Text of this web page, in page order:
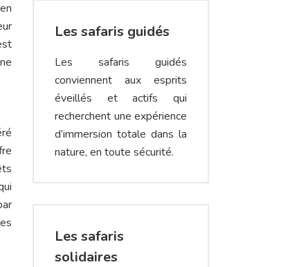
Les safaris guidés
Les safaris guidés
conviennent aux esprits
éveillés et actifs qui
recherchent une expérience
d’immersion totale dans la
nature, en toute sécurité.
Les safaris
solidaires